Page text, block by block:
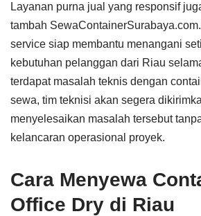
Layanan purna jual yang responsif
tambah
service siap membantu menangani
kebutuhan pelanggan dari Riau
terdapat masalah teknis dengan
sewa, tim teknisi akan segera
menyelesaikan masalah tersebut
kelancaran operasional proyek.
Cara Menyewa
Office Dry di Riau